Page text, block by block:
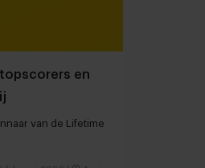
en
van de Lifetime